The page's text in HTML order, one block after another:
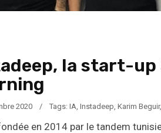
la start-up
2020 / Tags: IA Instadeep Karim Beguir,
en 2014 par le tandem